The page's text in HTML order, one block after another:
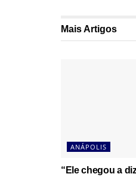
MaisArtigos
ANÁPOLIS
“Ele chegou a